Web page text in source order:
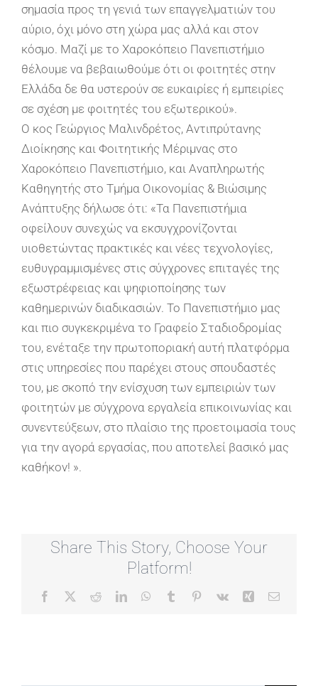
σημασία προς τη γενιά των επαγγελματιών του
αύριο, όχι μόνο στη χώρα μας αλλά και στον
κόσμο. Μαζί με το Χαροκόπειο Πανεπιστήμιο
θέλουμε να βεβαιωθούμε ότι οι φοιτητές στην
Ελλάδα δε θα υστερούν σε ευκαιρίες ή εμπειρίες
σε σχέση με φοιτητές του εξωτερικού».
Ο κος Γεώργιος Μαλινδρέτος, Αντιπρύτανης
Διοίκησης και Φοιτητικής Μέριμνας στo
Χαροκόπειο Πανεπιστήμιο, και Aναπληρωτής
Καθηγητής στο Τμήμα Οικονομίας & Βιώσιμης
Ανάπτυξης δήλωσε ότι: «Τα Πανεπιστήμια
οφείλουν συνεχώς να εκσυγχρονίζονται
υιοθετώντας πρακτικές και νέες τεχνολογίες,
ευθυγραμμισμένες στις σύγχρονες επιταγές της
εξωστρέφειας και ψηφιοποίησης των
καθημερινών διαδικασιών. To Πανεπιστήμιο μας
και πιο συγκεκριμένα το Γραφείο Σταδιοδρομίας
του, ενέταξε την πρωτοποριακή αυτή πλατφόρμα
στις υπηρεσίες που παρέχει στους σπουδαστές
του, με σκοπό την ενίσχυση των εμπειριών των
φοιτητών με σύγχρονα εργαλεία επικοινωνίας και
συνεντεύξεων, στο πλαίσιο της προετοιμασία τους
για την αγορά εργασίας, που αποτελεί βασικό μας
καθήκον! ».
Share This Story, Choose Your
Platform!
Facebook RedditLinkedInWhatsApp
Tumblr Pinterest
Vk Xing Email